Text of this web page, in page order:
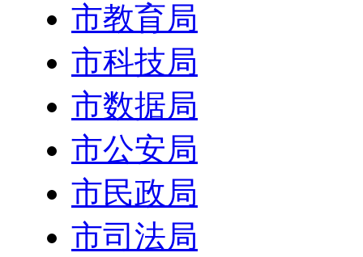
市教育局
市科技局
市数据局
市公安局
市民政局
市司法局